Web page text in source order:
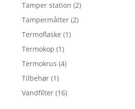
Tamper station (2)
Tampermåtter (2)
Termoflaske (1)
Termokop (1)
Termokrus (4)
Tilbehør (1)
Vandfilter (16)